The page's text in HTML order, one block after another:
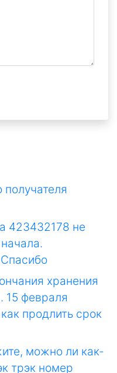
423432178 не
хранения
15 февраля
продлить срок
можно ли как-
трэк номер